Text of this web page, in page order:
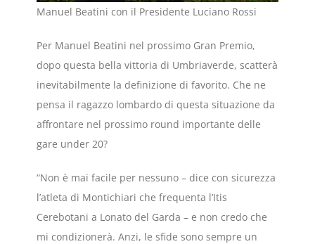
Manuel Beatini con il Presidente Luciano Rossi
Per Manuel Beatini nel prossimo Gran Premio,
dopo questa bella vittoria di Umbriaverde, scatterà
inevitabilmente la definizione di favorito. Che ne
pensa il ragazzo lombardo di questa situazione da
affrontare nel prossimo round importante delle
gare under 20?
“Non è mai facile per nessuno – dice con sicurezza
l’atleta di Montichiari che frequenta l’Itis
Cerebotani a Lonato del Garda – e non credo che
mi condizionerà. Anzi, le sfide sono sempre un